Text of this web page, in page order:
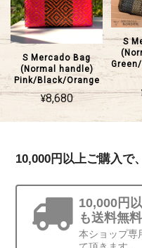
S Mercado Bag
(Normal handle)
Pink/Black/Orange
¥8,680
S
10,000円以上ご購入で
10,000円
も送料無料
本ショップ専